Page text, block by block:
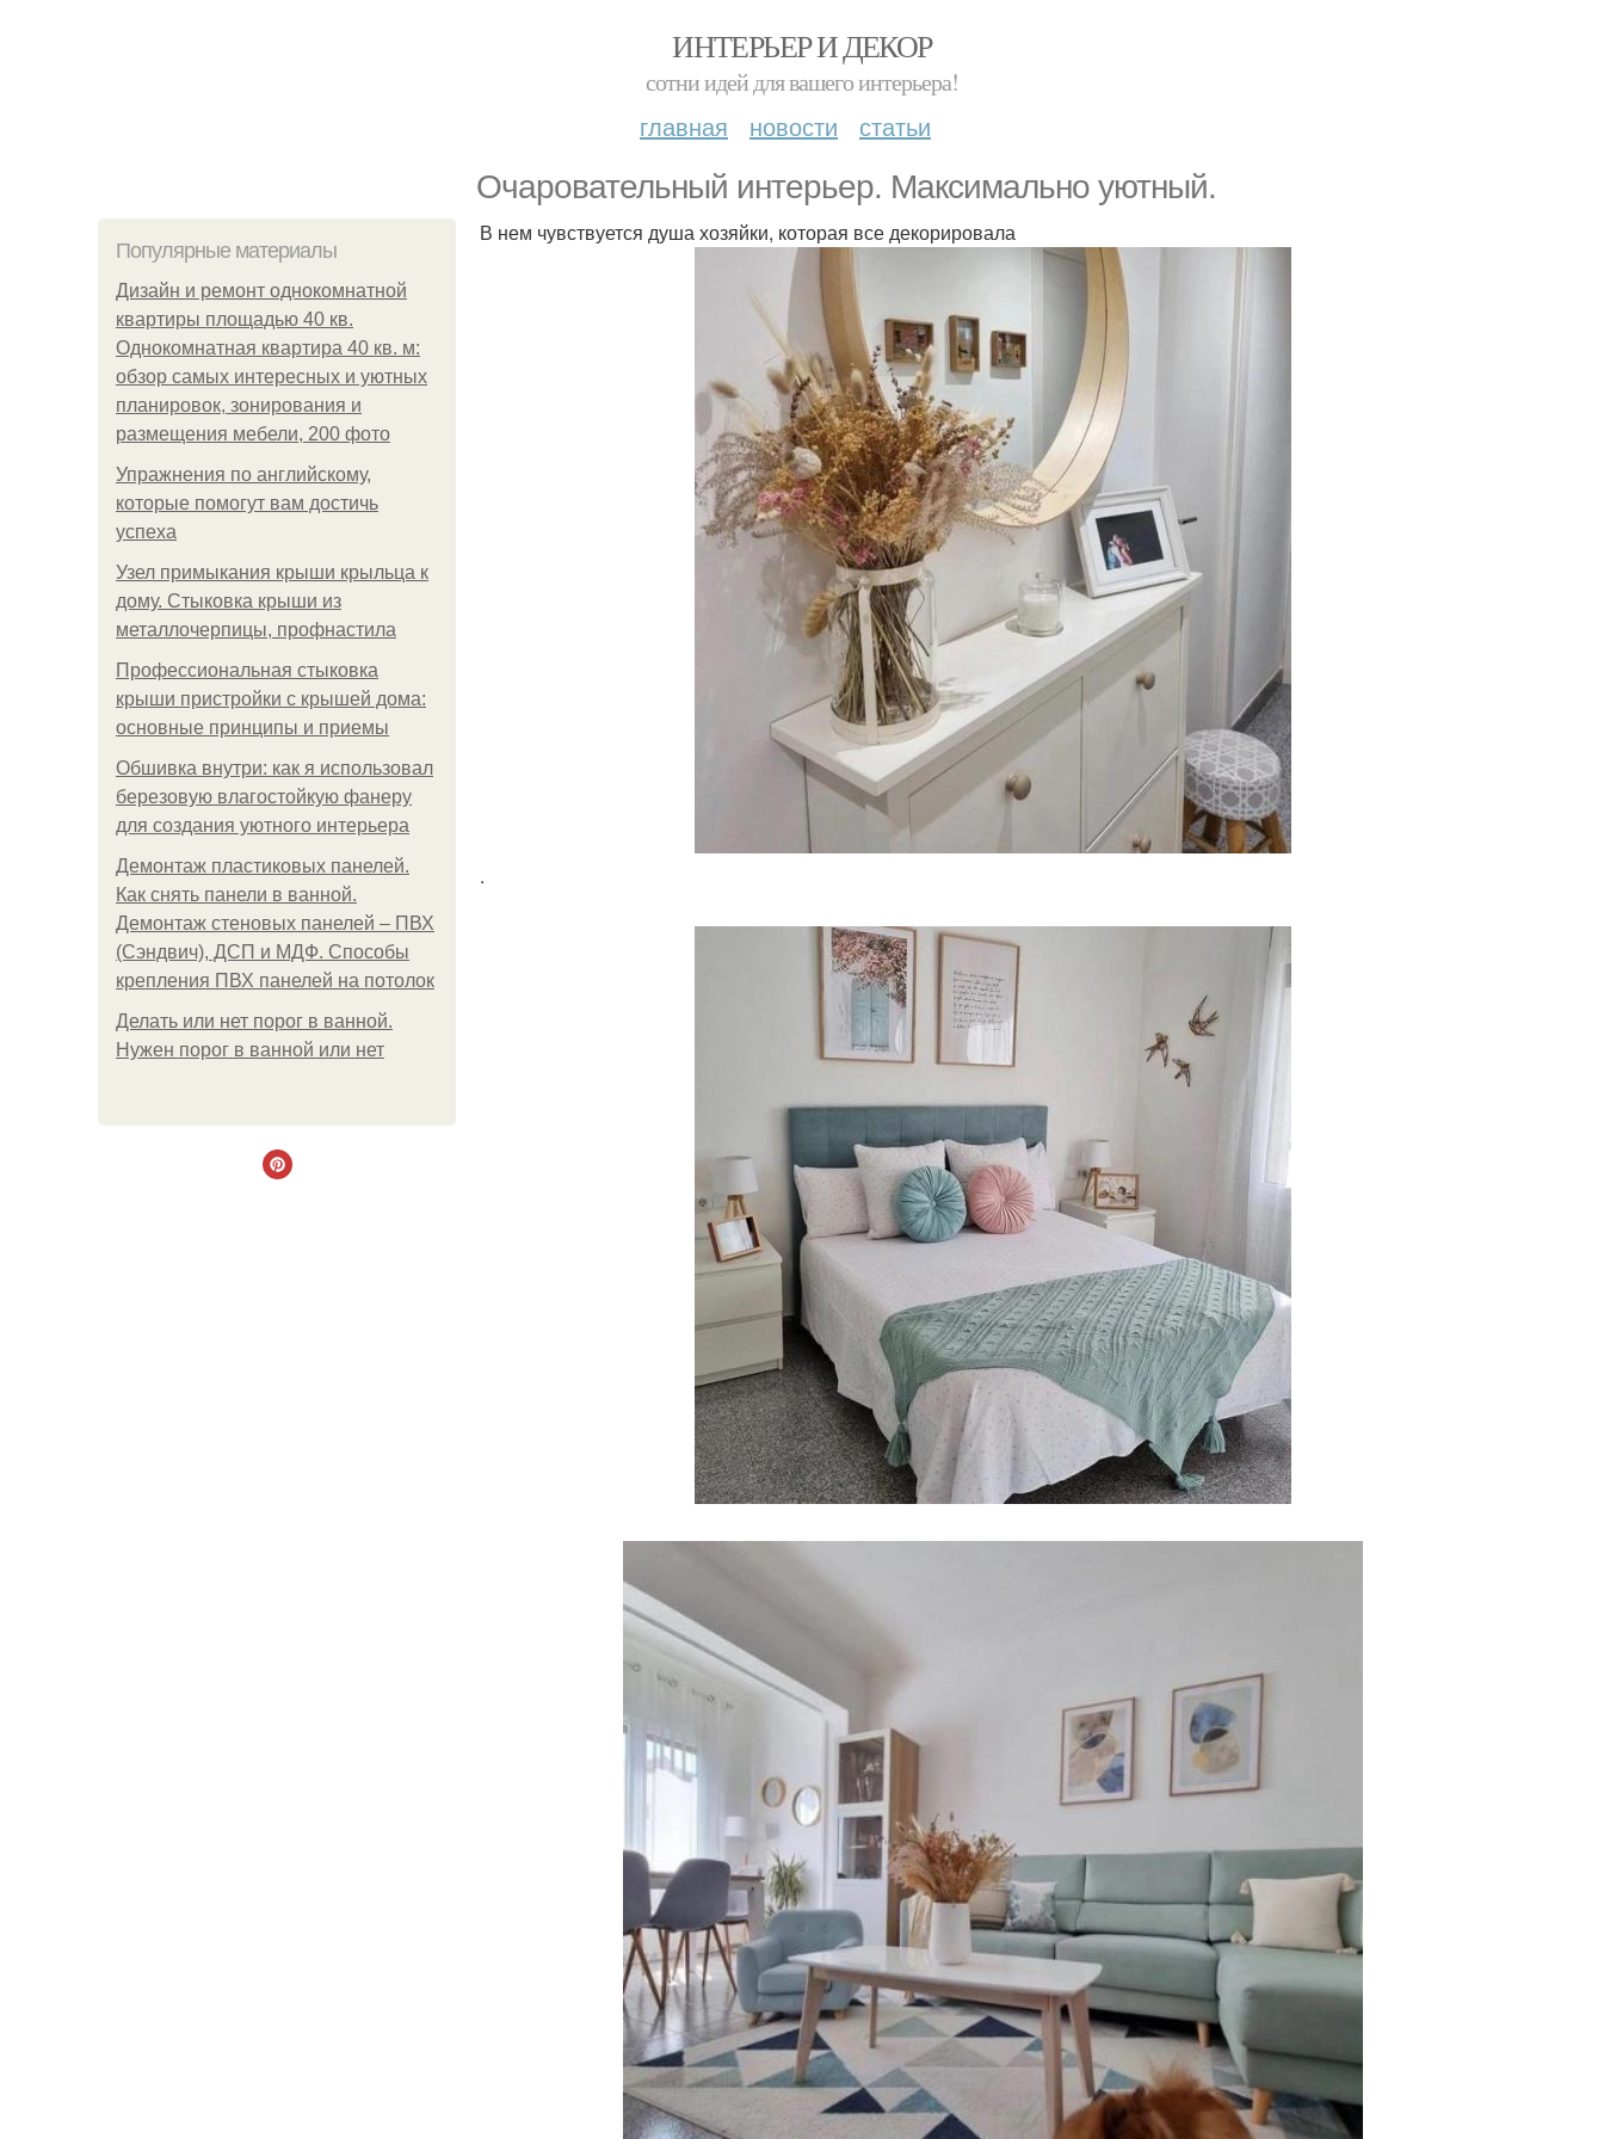
ИНТЕРЬЕР И ДЕКОР
сотни идей для вашего интерьера!
главная новости статьи
Очаровательный интерьер. Максимально уютный.
Популярные материалы
Дизайн и ремонт однокомнатной
квартиры площадью 40 кв.
Однокомнатная квартира 40 кв. м:
обзор самых интересных и уютных
планировок, зонирования и
размещения мебели, 200 фото
Упражнения по английскому,
которые помогут вам достичь
успеха
Узел примыкания крыши крыльца к
дому. Стыковка крыши из
металлочерпицы, профнастила
Профессиональная стыковка
крыши пристройки с крышей дома:
основные принципы и приемы
Обшивка внутри: как я использовал
березовую влагостойкую фанеру
для создания уютного интерьера
Демонтаж пластиковых панелей.
Как снять панели в ванной.
Демонтаж стеновых панелей – ПВХ
(Сэндвич), ДСП и МДФ. Способы
крепления ПВХ панелей на потолок
Делать или нет порог в ванной.
Нужен порог в ванной или нет
В нем чувствуется душа хозяйки, которая все декорировала
.